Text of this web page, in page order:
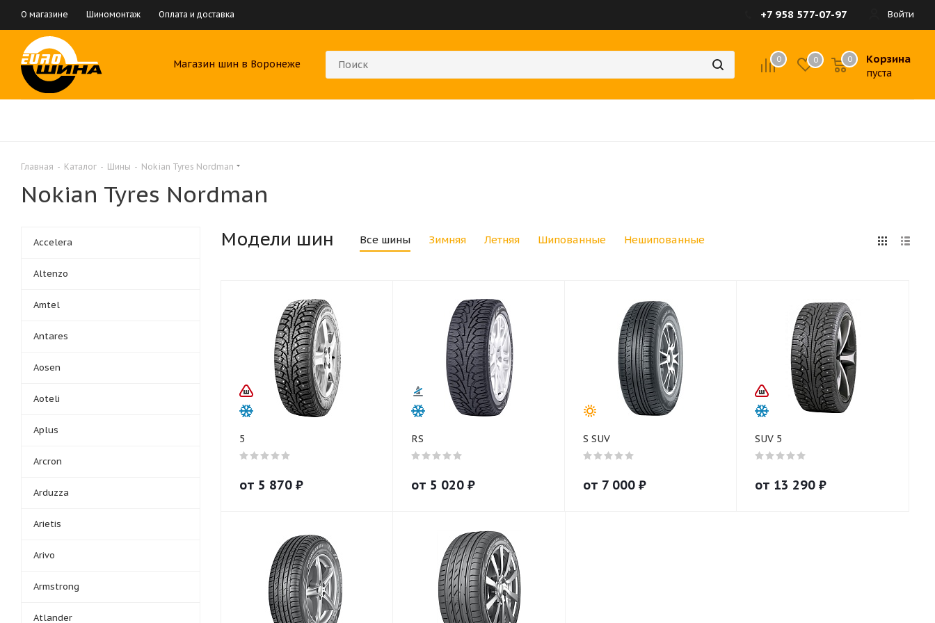
О магазине Шиномонтаж Оплата и доставка Войти
+7 958 577-07-97
Магазин шин в Воронеже 0 0 Корзина
пуста
0
Главная - Каталог - Шины - Nokian Tyres Nordman
Nokian Tyres Nordman
Модели шин Все шины Зимняя Летняя Шипованные Нешипованные
5
от 5 870 ₽
RS
от 5 020 ₽
S SUV
от 7 000 ₽
SUV 5
от 13 290 ₽
Accelera
Altenzo
Amtel
Antares
Aosen
Aoteli
Aplus
Arcron
Arduzza
Arietis
Arivo
Armstrong
Atlander